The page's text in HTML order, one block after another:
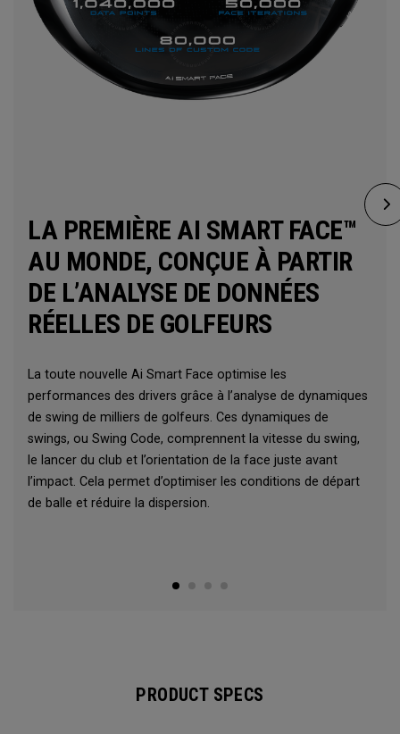
LA PREMIÈRE AI SMART FACE™
AU MONDE, CONÇUE À PARTIR
DE L’ANALYSE DE DONNÉES
RÉELLES DE GOLFEURS
La toute nouvelle Ai Smart Face optimise les
performances des drivers grâce à l’analyse de dynamiques
de swing de milliers de golfeurs. Ces dynamiques de
swings, ou Swing Code, comprennent la vitesse du swing,
le lancer du club et l’orientation de la face juste avant
l’impact. Cela permet d’optimiser les conditions de départ
de balle et réduire la dispersion.
PRODUCT SPECS